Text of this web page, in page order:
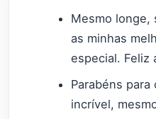
Mesmo longe,
as minhas
especial. Feliz
Parabéns para
incrível,